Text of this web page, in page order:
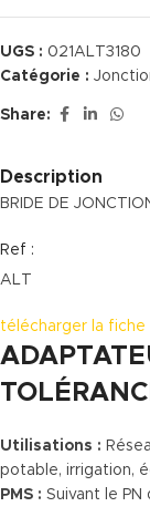
UGS : 021ALT3180
Catégorie :
Share:
Description
BRIDE DE
Ref :
ALT
télécharger la fiche
Utilisations :
potable, irrigation,
PMS : Suivant le PN